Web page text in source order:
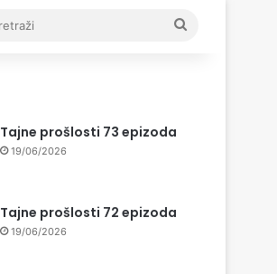
Tajne prošlosti 73 epizoda
19/06/2026
Tajne prošlosti 72 epizoda
19/06/2026